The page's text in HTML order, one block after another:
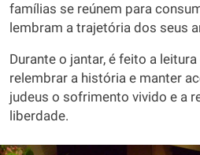
famílias se reúnem para
lembram a trajetória dos seus
Durante o jantar, é feito a leitura
relembrar a história e manter
judeus o sofrimento vivido e a
liberdade.